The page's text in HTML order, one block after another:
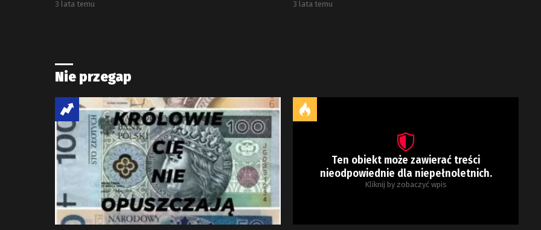
3 lata temu 3 lata temu
Nie przegap
Ten obiekt może zawierać treści
nieodpowiednie dla niepełnoletnich.
Kliknij by zobaczyć wpis